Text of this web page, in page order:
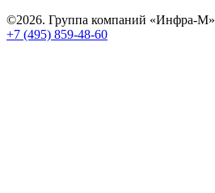
©2026. Группа компаний «Инфра-М»
+7 (495) 859-48-60